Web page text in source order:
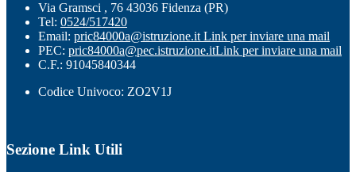
Via Gramsci , 76 43036 Fidenza (PR)
Tel: 0524/517420
Email: pric84000a@istruzione.itLink per inviare una mail
PEC: pric84000a@pec.istruzione.itLink per inviare una mail
C.F.: 91045840344
Codice Univoco: ZO2V1J
Sezione Link Utili